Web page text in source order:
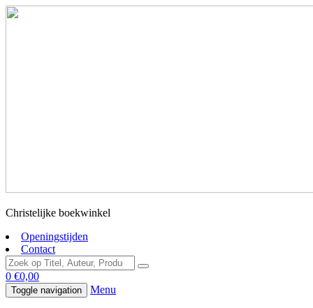
Christelijke boekwinkel
Openingstijden
Contact
0 €0,00
Toggle navigation Menu